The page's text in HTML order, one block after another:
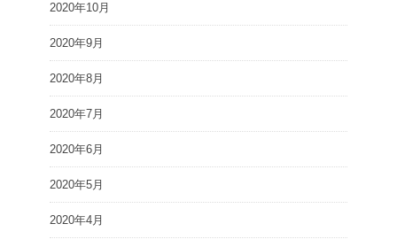
2020年10月
2020年9月
2020年8月
2020年7月
2020年6月
2020年5月
2020年4月